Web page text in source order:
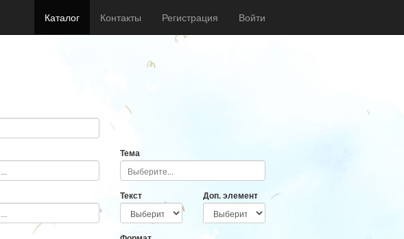
Каталог Контакты Регистрация Войти
Тема
Текст Доп. элемент